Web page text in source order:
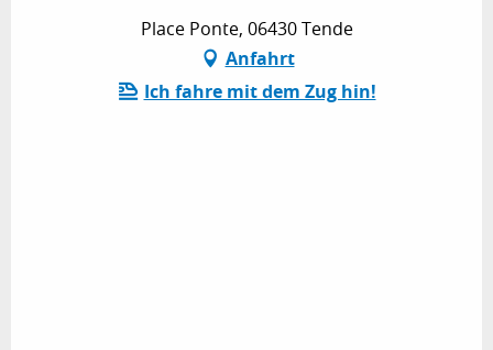
Place Ponte, 06430 Tende
Anfahrt
Ich fahre mit dem Zug hin!